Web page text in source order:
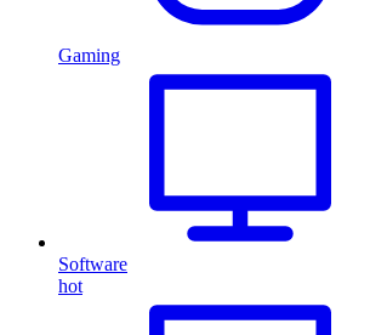
Gaming
Software
hot